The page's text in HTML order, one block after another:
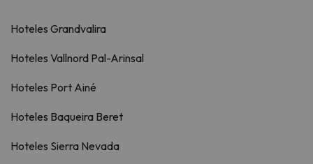
Hoteles Grandvalira
Hoteles Vallnord Pal-Arinsal
Hoteles Port Ainé
Hoteles Baqueira Beret
Hoteles Sierra Nevada